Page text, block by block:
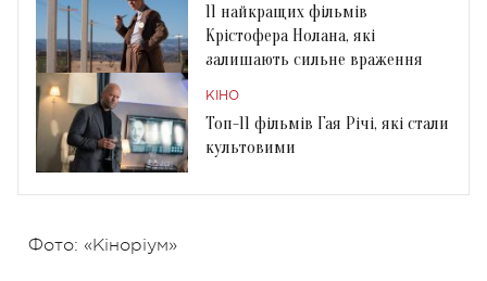
11 найкращих фільмів
Крістофера Нолана, які
залишають сильне враження
КІНО
Топ-11 фільмів Гая Річі, які стали
культовими
Фото: «Кіноріум»